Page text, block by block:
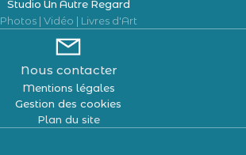
Studio Un Autre Regard
Photos | Vidéo | Livres d'Art
Nous contacter
Mentions légales
Gestion des cookies
Plan du site